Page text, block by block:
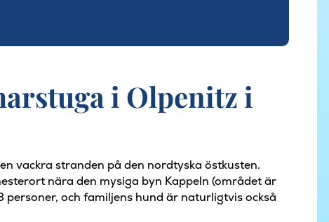
i Olpenitz i
vackra stranden på den nordtyska östkusten.
nära den mysiga byn Kappeln (området är
och familjens hund är naturligtvis också